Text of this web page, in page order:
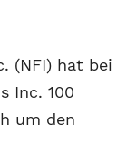
(NFI) hat bei
Inc. 100
um den